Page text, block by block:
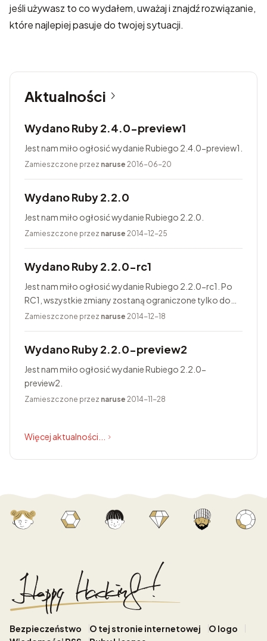
jeśli używasz to co wydałem, uważaj i znajdź rozwiązanie,
które najlepiej pasuje do twojej sytuacji.
Aktualności
Wydano Ruby 2.4.0-preview1
Jest nam miło ogłosić wydanie Rubiego 2.4.0-preview1.
Zamieszczone przez naruse 2016-06-20
Wydano Ruby 2.2.0
Jest nam miło ogłosić wydanie Rubiego 2.2.0.
Zamieszczone przez naruse 2014-12-25
Wydano Ruby 2.2.0-rc1
Jest nam miło ogłosić wydanie Rubiego 2.2.0-rc1. Po
RC1, wszystkie zmiany zostaną ograniczone tylko do
poprawiania błędów. Finalne wydanie Rubiego 2.2.0
Zamieszczone przez naruse 2014-12-18
Wydano Ruby 2.2.0-preview2
Jest nam miło ogłosić wydanie Rubiego 2.2.0-
preview2.
Zamieszczone przez naruse 2014-11-28
Więcej aktualności...
Bezpieczeństwo O tej stronie internetowej
O logo